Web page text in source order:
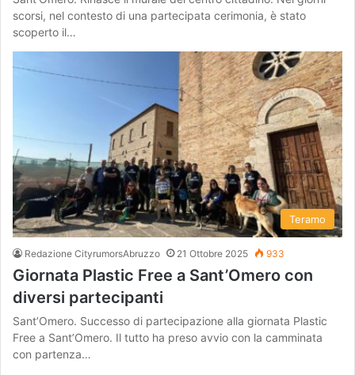
scorsi, nel contesto di una partecipata cerimonia, è stato
scoperto il…
Teramo
Redazione CityrumorsAbruzzo 21 Ottobre 2025 933
Giornata Plastic Free a Sant’Omero con
diversi partecipanti
Sant’Omero. Successo di partecipazione alla giornata Plastic
Free a Sant’Omero. Il tutto ha preso avvio con la camminata
con partenza…